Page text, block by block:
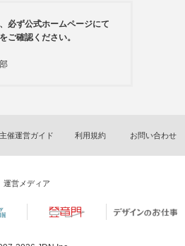
必ず公式ホームページにて
ご確認ください。
主催運営ガイド 利用規約 お問い合わせ
運営メディア